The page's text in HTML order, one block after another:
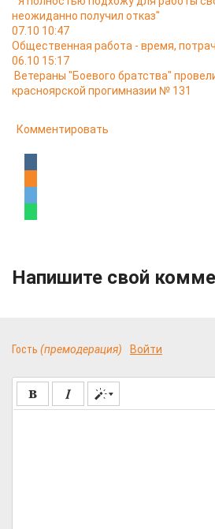
неожиданно получил отказ"
07.10 10:47
Общественная работа - время,
06.10 15:17
Ветераны "Боевого братства"
красноярской прогимназии № 131
Комментировать
Напишите свой
Гость (премодерация) Войти